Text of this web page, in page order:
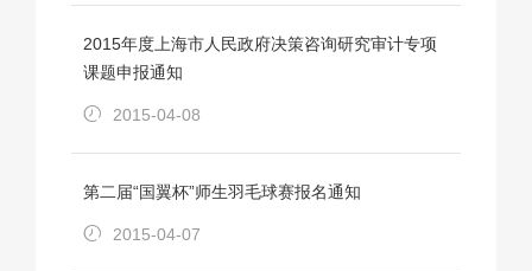
2015年度上海市人民政府决策咨询研究审计专项
课题申报通知
2015-04-08
第二届“国翼杯”师生羽毛球赛报名通知
2015-04-07